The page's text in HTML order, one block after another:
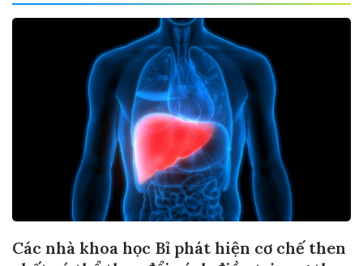
Các nhà khoa học Bỉ phát hiện cơ chế then